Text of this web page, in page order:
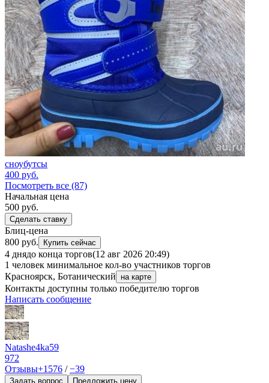
сноубутсы
400 руб.
Посмотреть все (87)
Начальная цена
500 руб.
Сделать ставку
Блиц-цена
800 руб.
Купить сейчас
4 днядо конца торгов(12 авг 2026 20:49)
1 человек минимальное кол-во участников торгов
Красноярск, Ботанический
на карте
Контакты доступны только победителю торгов
Написать сообщение
Natashe4ka59
972
Отзывы+1576 /−39
Задать вопрос Предложить цену